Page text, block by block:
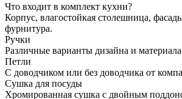
Что входит в комплект кухни?
Корпус, влагостойкая столешница,
фурнитура.
Ручки
Различные варианты дизайна и
Петли
С доводчиком или без доводчика от
Сушка для посуды
Хромированная сушка с двойным